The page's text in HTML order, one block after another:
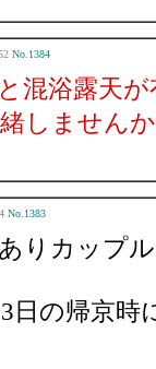
No.1384
混浴露天
しません
No.1383
りカップ
日の帰京